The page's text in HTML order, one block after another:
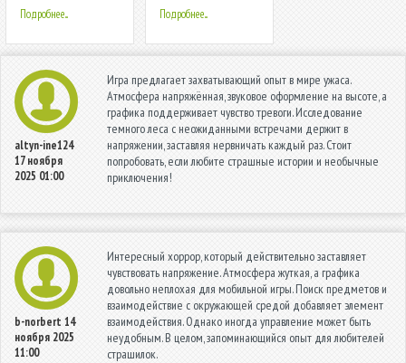
Подробнее... Подробнее...
altyn-ine124
17 ноября
2025 01:00
Игра предлагает захватывающий опыт в мире ужаса.
Атмосфера напряжённая, звуковое оформление на высоте, а
графика поддерживает чувство тревоги. Исследование
темного леса с неожиданными встречами держит в
напряжении, заставляя нервничать каждый раз. Стоит
попробовать, если любите страшные истории и необычные
приключения!
b-norbert 14
ноября 2025
11:00
Интересный хоррор, который действительно заставляет
чувствовать напряжение. Атмосфера жуткая, а графика
довольно неплохая для мобильной игры. Поиск предметов и
взаимодействие с окружающей средой добавляет элемент
взаимодействия. Однако иногда управление может быть
неудобным. В целом, запоминающийся опыт для любителей
страшилок.